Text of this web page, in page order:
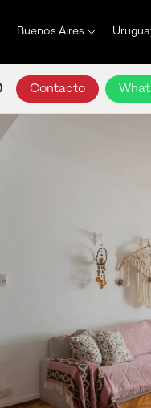
Buenos Aires
Contacto